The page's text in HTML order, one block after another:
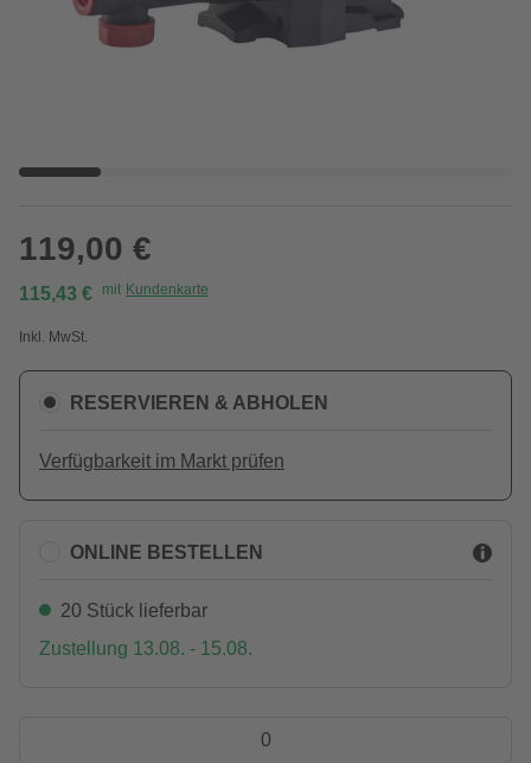
119,00 €
115,43 € mit Kundenkarte
Inkl. MwSt.
RESERVIEREN & ABHOLEN
Verfügbarkeit im Markt prüfen
ONLINE BESTELLEN
20 Stück lieferbar
Zustellung 13.08. - 15.08.